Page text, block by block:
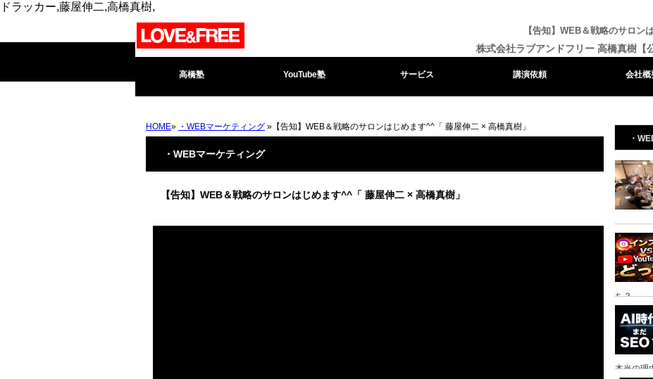
ドラッカー,藤屋伸二,高橋真樹,
【告知】WEB＆戦略のサロン
株式会社ラブアンドフリー 高橋真樹【
高橋塾 YouTube塾 サービス 講演依頼 会社概
HOME» ・WEBマーケティング »【告知】WEB＆戦略のサロンはじめます^^「 藤屋伸二 × 高橋真樹」
・WEBマーケティング
【告知】WEB＆戦略のサロンはじめます^^「 藤屋伸二 × 高橋真樹」
・
ち？
本当の理